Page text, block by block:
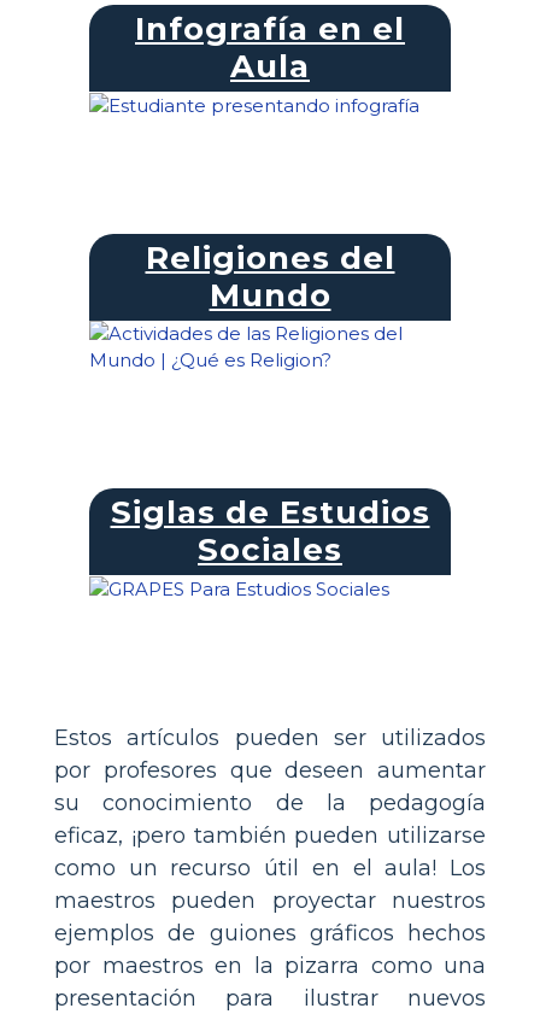
Infografía en el
Aula
Religiones del
Mundo
Siglas de Estudios
Sociales
Estos artículos pueden ser utilizados
por profesores que deseen aumentar
su conocimiento de la pedagogía
eficaz, ¡pero también pueden utilizarse
como un recurso útil en el aula! Los
maestros pueden proyectar nuestros
ejemplos de guiones gráficos hechos
por maestros en la pizarra como una
presentación para ilustrar nuevos